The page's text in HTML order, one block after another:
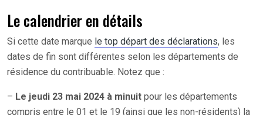
Le calendrier en détails
Si cette date marque le top départ des déclarations, les
dates de fin sont différentes selon les départements de
résidence du contribuable. Notez que :
– Le jeudi 23 mai 2024 à minuit pour les départements
compris entre le 01 et le 19 (ainsi que les non-résidents) la